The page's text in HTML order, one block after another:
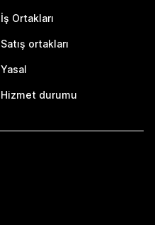
İş Ortakları
Satış ortakları
Yasal
Hizmet durumu